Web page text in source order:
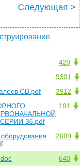
Следующая >
420
9301
3912
СВ.pdf
191
36.pdf
2009
640